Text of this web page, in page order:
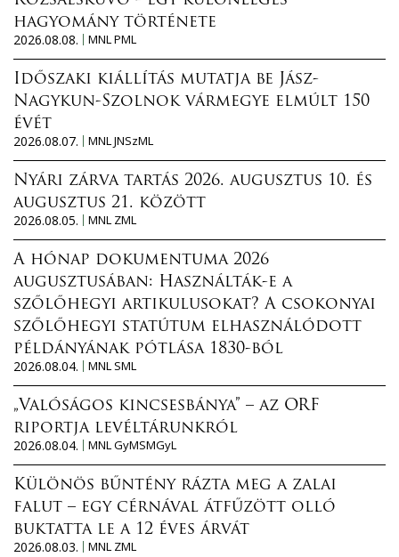
hagyomány története
2026.08.08.
MNL PML
Időszaki kiállítás mutatja be Jász-
Nagykun-Szolnok vármegye elmúlt 150
évét
2026.08.07.
MNL JNSzML
Nyári zárva tartás 2026. augusztus 10. és
augusztus 21. között
2026.08.05.
MNL ZML
A hónap dokumentuma 2026
augusztusában: Használták-e a
szőlőhegyi artikulusokat? A csokonyai
szőlőhegyi statútum elhasználódott
példányának pótlása 1830-ból
2026.08.04.
MNL SML
„Valóságos kincsesbánya” – az ORF
riportja levéltárunkról
2026.08.04.
MNL GyMSMGyL
Különös bűntény rázta meg a zalai
falut – egy cérnával átfűzött olló
buktatta le a 12 éves árvát
2026.08.03.
MNL ZML